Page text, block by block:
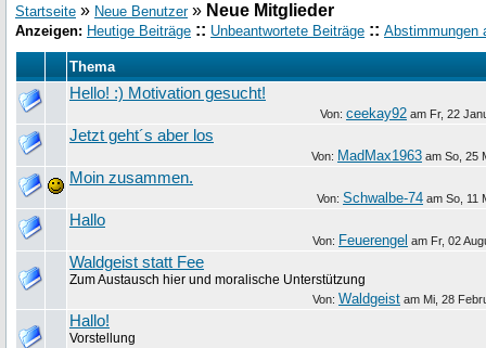
Startseite » Neue Benutzer» Neue Mitglieder
Anzeigen: Heutige Beiträge :: Unbeantwortete Beiträge :: Abstimmungen
Thema
Hello! :) Motivation gesucht!
Von: ceekay92 am Fr, 22
Jetzt geht´s aber los
Von: MadMax1963 am So, 25
Moin zusammen.
Von: Schwalbe-74 am So, 11
Hallo
Von: Feuerengel am Fr, 02
Waldgeist statt Fee
Zum Austausch hier und moralische Unterstützung
Von: Waldgeist am Mi, 28
Hallo!
Vorstellung